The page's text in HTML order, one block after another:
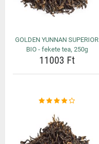
GOLDEN YUNNAN SUPERIOR
BIO - fekete tea, 250g
11003 Ft